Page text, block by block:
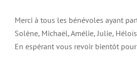
Merci à tous les bénévoles ayant
Solène, Michaël, Amélie, Julie,
En espérant vous revoir bientôt